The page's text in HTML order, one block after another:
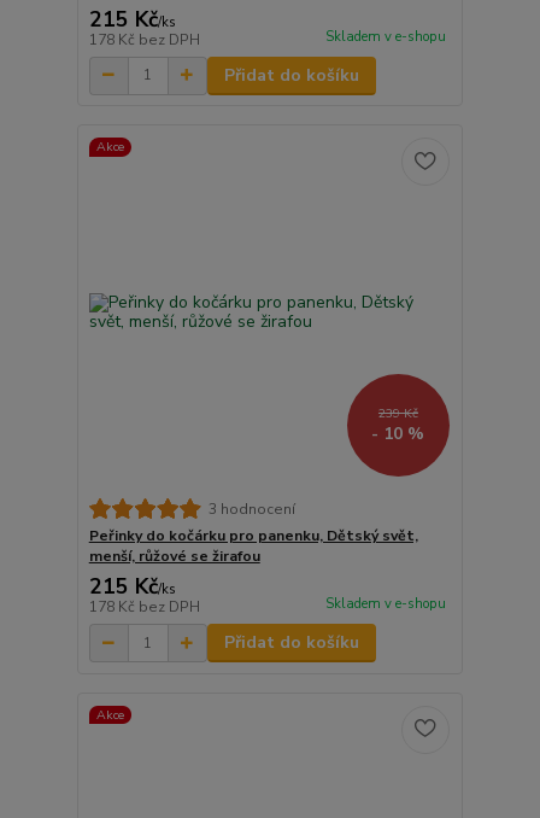
215 Kč/ks
178 Kč bez DPH Skladem v e-shopu
Přidat do košíku
Akce
239 Kč
- 10 %
3 hodnocení
Peřinky do kočárku pro panenku, Dětský svět,
menší, růžové se žirafou
215 Kč/ks
178 Kč bez DPH Skladem v e-shopu
Přidat do košíku
Akce